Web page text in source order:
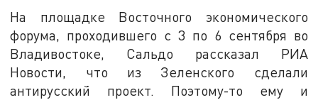
На площадке Восточного экономического
форума, проходившего с 3 по 6 сентября во
Владивостоке, Сальдо рассказал РИА
Новости, что из Зеленского сделали
антирусский проект. Поэтому-то ему и